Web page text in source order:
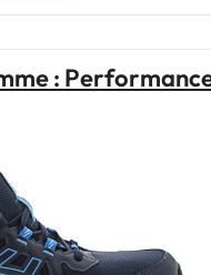
Chaussures
Femme
: